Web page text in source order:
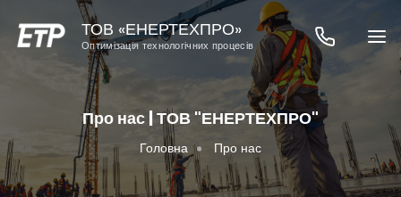
ТОВ «ЕНЕРТЕХПРО»
Оптимізація технологічних процесів
Про нас | ТОВ "ЕНЕРТЕХПРО"
Головна Про нас